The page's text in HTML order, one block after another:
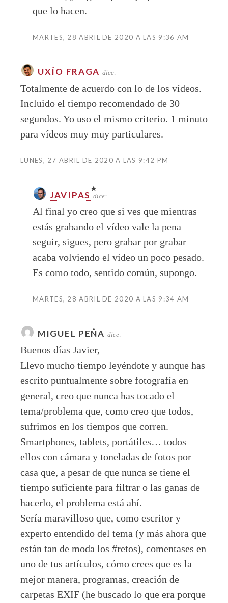
que lo hacen.
MARTES, 28 ABRIL DE 2020 A LAS 9:36 AM
UXÍO FRAGA dice:
Totalmente de acuerdo con lo de los vídeos.
Incluido el tiempo recomendado de 30
segundos. Yo uso el mismo criterio. 1 minuto
para vídeos muy muy particulares.
LUNES, 27 ABRIL DE 2020 A LAS 9:42 PM
JAVIPAS dice:
Al final yo creo que si ves que mientras
estás grabando el vídeo vale la pena
seguir, sigues, pero grabar por grabar
acaba volviendo el vídeo un poco pesado.
Es como todo, sentido común, supongo.
MARTES, 28 ABRIL DE 2020 A LAS 9:34 AM
MIGUEL PEÑA dice:
Buenos días Javier,
Llevo mucho tiempo leyéndote y aunque has
escrito puntualmente sobre fotografía en
general, creo que nunca has tocado el
tema/problema que, como creo que todos,
sufrimos en los tiempos que corren.
Smartphones, tablets, portátiles… todos
ellos con cámara y toneladas de fotos por
casa que, a pesar de que nunca se tiene el
tiempo suficiente para filtrar o las ganas de
hacerlo, el problema está ahí.
Sería maravilloso que, como escritor y
experto entendido del tema (y más ahora que
están tan de moda los #retos), comentases en
uno de tus artículos, cómo crees que es la
mejor manera, programas, creación de
carpetas EXIF (he buscado lo que era porque